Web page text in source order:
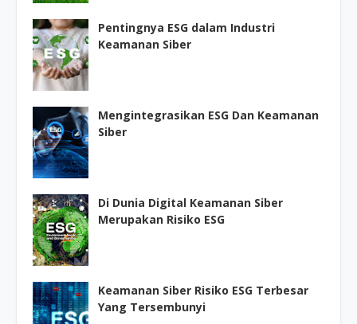
Pentingnya ESG dalam Industri
Keamanan Siber
Mengintegrasikan ESG Dan Keamanan
Siber
Di Dunia Digital Keamanan Siber
Merupakan Risiko ESG
Keamanan Siber Risiko ESG Terbesar
Yang Tersembunyi